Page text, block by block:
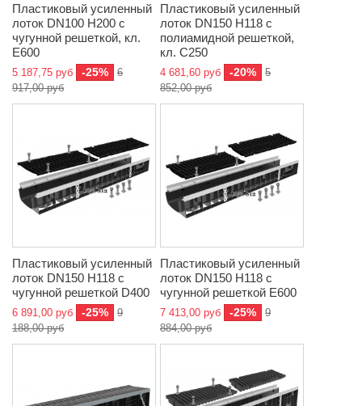
Пластиковый усиленный
лоток DN100 H200 с
чугунной решеткой, кл.
E600
5 187,75 руб -25%
6
917,00 руб
Пластиковый усиленный
лоток DN150 H118 с
полиамидной решеткой,
кл. C250
4 681,60 руб -20%
5
852,00 руб
Пластиковый усиленный
лоток DN150 H118 с
чугунной решеткой D400
6 891,00 руб -25%
9
188,00 руб
Пластиковый усиленный
лоток DN150 H118 с
чугунной решеткой E600
7 413,00 руб -25%
9
884,00 руб